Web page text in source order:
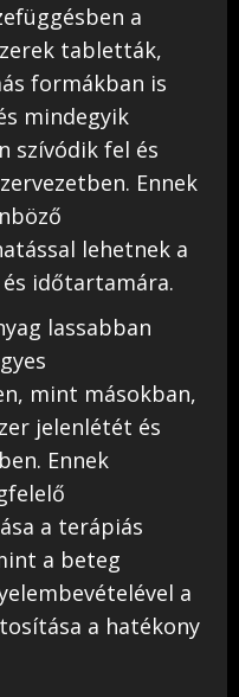
a
tabletták,
formákban is
mindegyik
szívódik fel és
Ennek
lehetnek a
időtartamára.
lassabban
mint másokban,
jelenlétét és
Ennek
a terápiás
a beteg
a
a hatékony